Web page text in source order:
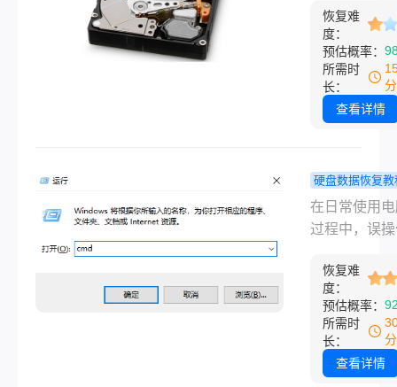
格式化硬盘
恢复​呢？本
细介绍几种
数据恢复方
助用户找回
数据。
回数据！
见的问题。
由于误操作
攻击还是系
障，硬盘数
失都可能给
除后怎么恢
本文将详细
种电脑硬盘
除后的恢复
帮助您在数
后迅速找回
件。
恢复难
度：
预估概率：
所需时
长：
查看详情
硬盘数据恢复教
样恢复格式
脑硬盘数据
略！
在日常使用
过程中，误
都会遇到的
况。无论是
点了“快速格
还是因为系
“驱动器需要
恢复难
度：
预估概率：
所需时
长：
查看详情